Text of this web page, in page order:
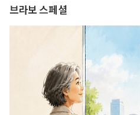
브라보 스페셜